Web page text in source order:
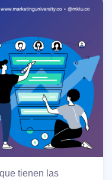
tienen las